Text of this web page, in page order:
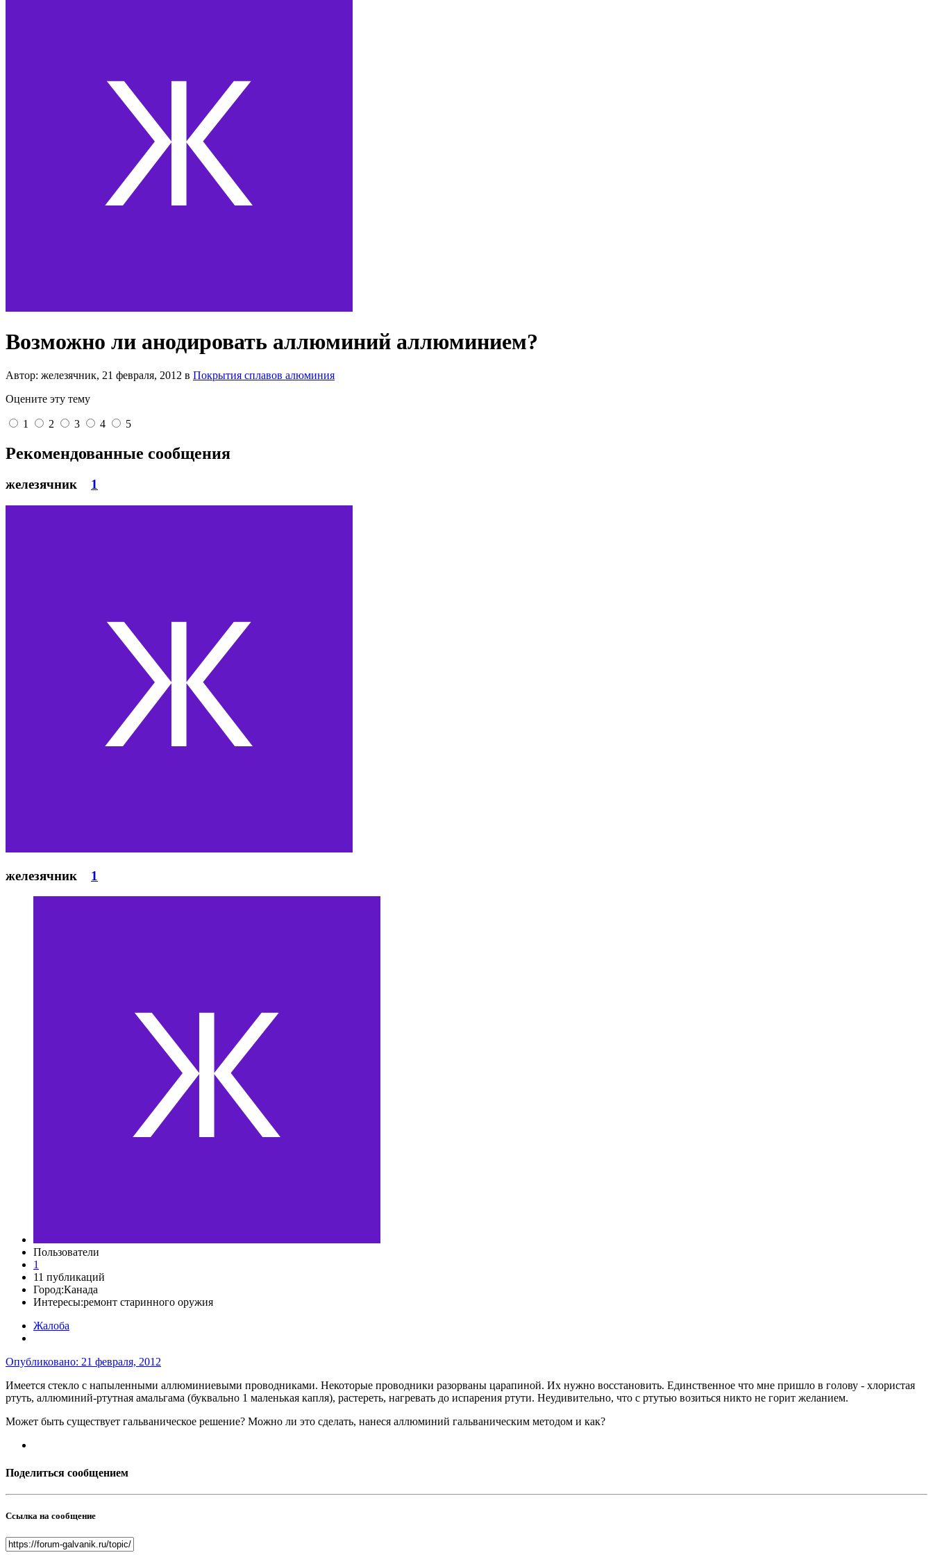
Возможно ли анодировать аллюминий аллюминием?
Автор: железячник, 21 февраля, 2012 в Покрытия сплавов алюминия
Оцените эту тему
1 2 3 4 5
Рекомендованные сообщения
железячник 1
железячник 1
Пользователи
1
11 публикаций
Город:Канада
Интересы:ремонт старинного оружия
Жалоба
Опубликовано: 21 февраля, 2012
Имеется стекло с напыленными аллюминиевыми проводниками. Некоторые проводники разорваны царапиной. Их нужно восстановить. Единственное что мне пришло в голову - хлористая
ртуть, аллюминий-ртутная амальгама (буквально 1 маленькая капля), растереть, нагревать до испарения ртути. Неудивительно, что с ртутью возиться никто не горит желанием.
Может быть существует гальваническое решение? Можно ли это сделать, нанеся аллюминий гальваническим методом и как?
Поделиться сообщением
Ссылка на сообщение